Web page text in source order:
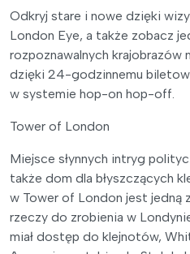
Odkryj stare i nowe dzięki
London Eye, a także zobacz
rozpoznawalnych
dzięki 24-godzinnemu
w systemie hop-on hop-off.
Tower of London
Miejsce słynnych intryg
także dom dla błyszczących
w Tower of London jest jedną
rzeczy do zrobienia w
miał dostęp do klejnotów,